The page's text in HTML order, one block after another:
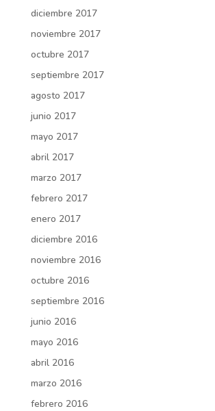
diciembre 2017
noviembre 2017
octubre 2017
septiembre 2017
agosto 2017
junio 2017
mayo 2017
abril 2017
marzo 2017
febrero 2017
enero 2017
diciembre 2016
noviembre 2016
octubre 2016
septiembre 2016
junio 2016
mayo 2016
abril 2016
marzo 2016
febrero 2016